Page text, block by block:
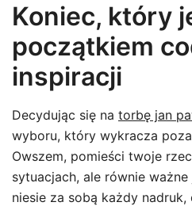
Koniec, który
początkiem
inspiracji
Decydując się na torbę jan
wyboru, który wykracza
Owszem, pomieści twoje
sytuacjach, ale równie ważne
niesie za sobą każdy